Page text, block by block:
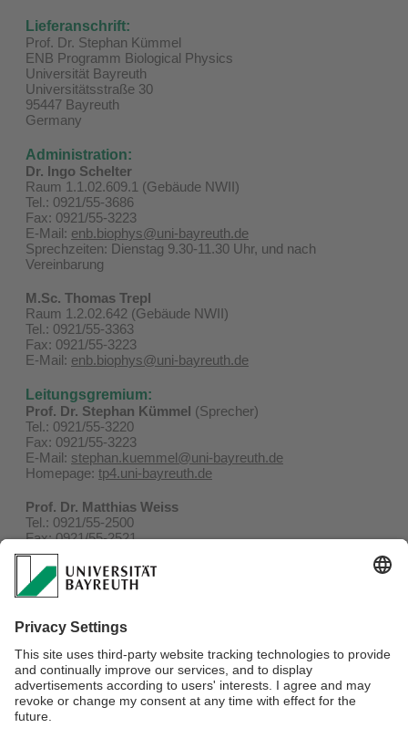
Lieferanschrift:
Prof. Dr. Stephan Kümmel
ENB Programm Biological Physics
Universität Bayreuth
Universitätsstraße 30
95447 Bayreuth
Germany
Administration:
Dr. Ingo Schelter
Raum 1.1.02.609.1 (Gebäude NWII)
Tel.: 0921/55-3686
Fax: 0921/55-3223
E-Mail: enb.biophys@uni-bayreuth.de
Sprechzeiten: Dienstag 9.30-11.30 Uhr, und nach
Vereinbarung
M.Sc. Thomas Trepl
Raum 1.2.02.642 (Gebäude NWII)
Tel.: 0921/55-3363
Fax: 0921/55-3223
E-Mail: enb.biophys@uni-bayreuth.de
Leitungsgremium:
Prof. Dr. Stephan Kümmel (Sprecher)
Tel.: 0921/55-3220
Fax: 0921/55-3223
E-Mail: stephan.kuemmel@uni-bayreuth.de
Homepage: tp4.uni-bayreuth.de
Prof. Dr. Matthias Weiss
Tel.: 0921/55-2500
Fax: 0921/55-2521
E-Mail:
Homepage:ep1.uni-bayreuth.de
Prof. Dr. Benedikt Westermann
Tel.: 0921/55-430
Fax: 0921/55-4301
E-Mail:benedikt.westermann@uni-bayreuth.de
Homepage:zellbiologie.uni-bayreuth.de